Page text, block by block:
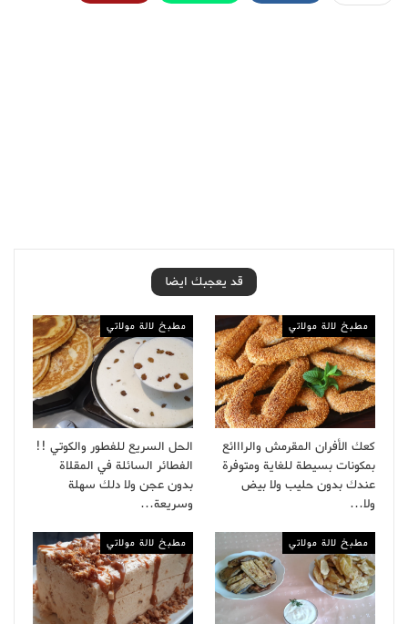
قد يعجبك ايضا
مطبخ لالة مولاتي
كعك الأفران المقرمش والرااائع
بمكونات بسيطة للغاية ومتوفرة
عندك بدون حليب ولا بيض
ولا…
مطبخ لالة مولاتي
الحل السريع للفطور والكوتي !!
الفطائر السائلة في المقلاة
بدون عجن ولا دلك سهلة
وسريعة…
مطبخ لالة مولاتي مطبخ لالة مولاتي